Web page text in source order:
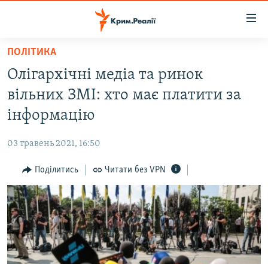
Перейти
основного
матеріалу
Перейти
до
основної
навігації
Перейти
до
пошуку
ВОДА.КРИМ
ВІДЕО ТА ФОТО
БЛОГИ
ПОГЛЯД
ІНТЕРВ'Ю
ВСЕ ЗА ДЕНЬ
СПЕЦПРОЕКТИ
ДЕПОРТАЦІЯ
ЯК ОБІЙТИ БЛОКУВАННЯ
ПОЛІТИКА
Олігархічні медіа та ринок
вільних ЗМІ: хто має платити за
інформацію
03 травень 2021, 16:50
Поділитись Читати без VPN